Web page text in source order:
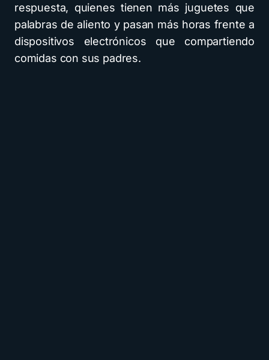
respuesta, quienes tienen más juguetes que
palabras de aliento y pasan más horas frente a
dispositivos electrónicos que compartiendo
comidas con sus padres.